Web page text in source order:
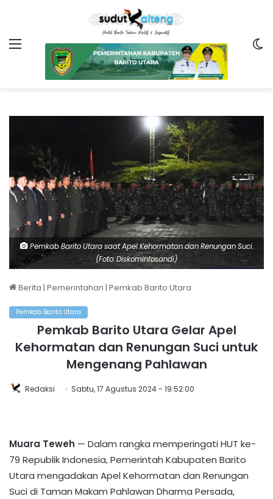
Menu
Pemkab Barito Utara saat Apel Kehormatan dan Renungan Suci.
(Foto: Diskominfosandi)
Berita | Pemerintahan | Pemkab Barito Utara
Pemkab Barito Utara
Pemkab Barito Utara Gelar Apel
Kehormatan dan Renungan Suci untuk
Mengenang Pahlawan
Redaksi Sabtu, 17 Agustus 2024 - 19:52:00
Muara Teweh — Dalam rangka memperingati HUT ke-
79 Republik Indonesia, Pemerintah Kabupaten Barito
Utara mengadakan Apel Kehormatan dan Renungan
Suci di Taman Makam Pahlawan Dharma Persada,